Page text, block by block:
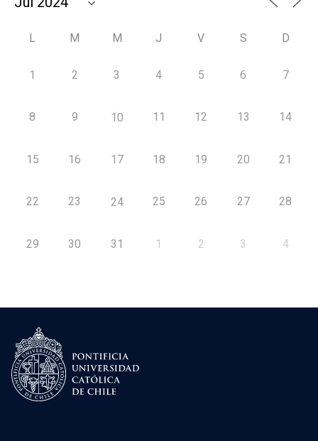
L M M J V S D
1 2 3 4 5 6 7
8 9 10 11 12 13 14
15 16 17 18 19 20 21
22 23 24 25 26 27 28
29 30 31 1 2 3 4